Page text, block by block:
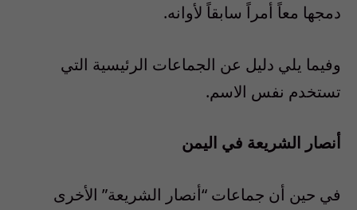
دمجها معاً أمراً سابقاً لأوانه.
وفيما يلي دليل عن الجماعات الرئيسية التي
تستخدم نفس الاسم.
أنصار الشريعة في اليمن
في حين أن جماعات “أنصار الشريعة” الأخرى